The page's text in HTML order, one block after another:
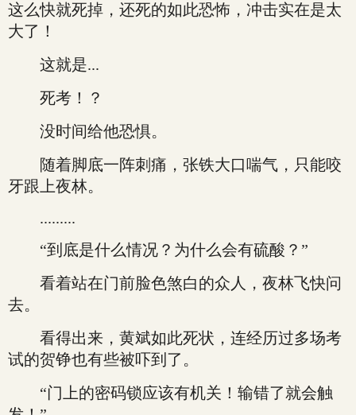
这么快就死掉，还死的如此恐怖，冲击实在是太
大了！
这就是...
死考！？
没时间给他恐惧。
随着脚底一阵刺痛，张铁大口喘气，只能咬
牙跟上夜林。
.........
“到底是什么情况？为什么会有硫酸？”
看着站在门前脸色煞白的众人，夜林飞快问
去。
看得出来，黄斌如此死状，连经历过多场考
试的贺铮也有些被吓到了。
“门上的密码锁应该有机关！输错了就会触